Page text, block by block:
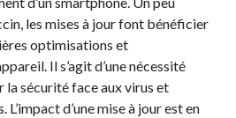
les mises à jour font bénéficier
optimisations et
Il s’agit d’une nécessité
la sécurité face aux virus et
d’une mise à jour est en